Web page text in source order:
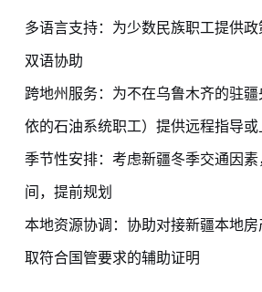
多语言支持：为少数民族职工提供
双语协助
跨地州服务：为不在乌鲁木齐的驻
依的石油系统职工）提供远程指导或
季节性安排：考虑新疆冬季交通因
间，提前规划
本地资源协调：协助对接新疆本地
取符合国管要求的辅助证明